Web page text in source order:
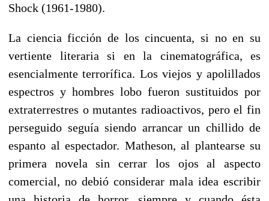
Shock (1961-1980).
La ciencia ficción de los cincuenta, si no en su
vertiente literaria si en la cinematográfica, es
esencialmente terrorífica. Los viejos y apolillados
espectros y hombres lobo fueron sustituidos por
extraterrestres o mutantes radioactivos, pero el fin
perseguido seguía siendo arrancar un chillido de
espanto al espectador. Matheson, al plantearse su
primera novela sin cerrar los ojos al aspecto
comercial, no debió considerar mala idea escribir